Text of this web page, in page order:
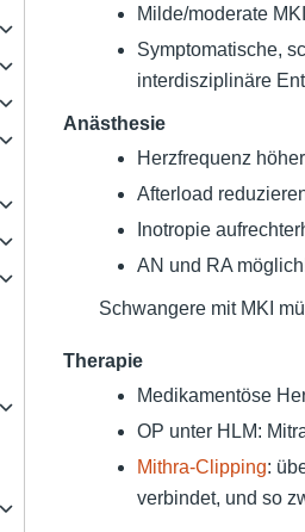
Milde/moderate
Symptomatische,
interdisziplinäre
Anästhesie
Herzfrequenz
Afterload
Inotropie
AN und RA
Schwangere mit MKI
Therapie
Medikamentöse
OP unter HLM:
Mithra-Clipping:
verbindet, und so